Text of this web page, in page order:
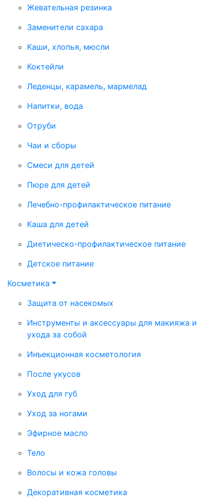
Жевательная резинка
Заменители сахара
Каши, хлопья, мюсли
Коктейли
Леденцы, карамель, мармелад
Напитки, вода
Отруби
Чаи и сборы
Смеси для детей
Пюре для детей
Лечебно-профилактическое питание
Каша для детей
Диетическо-профилактическое питание
Детское питание
Косметика
Защита от насекомых
Инструменты и аксессуары для макияжа и
ухода за собой
Инъекционная косметология
После укусов
Уход для губ
Уход за ногами
Эфирное масло
Тело
Волосы и кожа головы
Декоративная косметика